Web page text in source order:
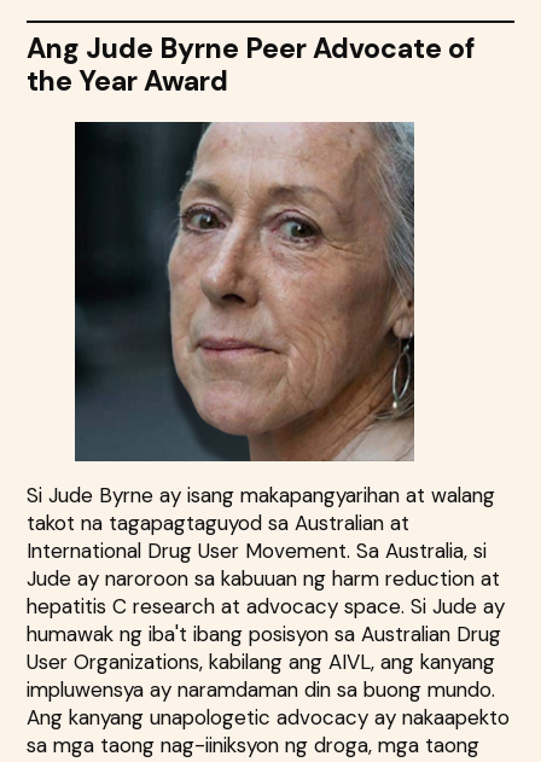
Ang Jude Byrne Peer Advocate of
the Year Award
Si Jude Byrne ay isang makapangyarihan at walang
takot na tagapagtaguyod sa Australian at
International Drug User Movement. Sa Australia, si
Jude ay naroroon sa kabuuan ng harm reduction at
hepatitis C research at advocacy space. Si Jude ay
humawak ng iba't ibang posisyon sa Australian Drug
User Organizations, kabilang ang AIVL, ang kanyang
impluwensya ay naramdaman din sa buong mundo.
Ang kanyang unapologetic advocacy ay nakaapekto
sa mga taong nag-iiniksyon ng droga, mga taong